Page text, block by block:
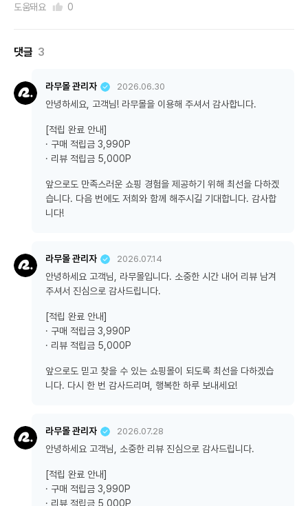
도움돼요 0
댓글 3
라무몰 관리자 2026.06.30
안녕하세요, 고객님! 라무몰을 이용해 주셔서 감사합니다.
[적립 완료 안내]
· 구매 적립금 3,990P
· 리뷰 적립금 5,000P
앞으로도 만족스러운 쇼핑 경험을 제공하기 위해 최선을 다하겠
습니다. 다음 번에도 저희와 함께 해주시길 기대합니다. 감사합
니다!
라무몰 관리자 2026.07.14
안녕하세요 고객님, 라무몰입니다. 소중한 시간 내어 리뷰 남겨
주셔서 진심으로 감사드립니다.
[적립 완료 안내]
· 구매 적립금 3,990P
· 리뷰 적립금 5,000P
앞으로도 믿고 찾을 수 있는 쇼핑몰이 되도록 최선을 다하겠습
니다. 다시 한 번 감사드리며, 행복한 하루 보내세요!
라무몰 관리자 2026.07.28
안녕하세요 고객님, 소중한 리뷰 진심으로 감사드립니다.
[적립 완료 안내]
· 구매 적립금 3,990P
· 리뷰 적립금 5,000P